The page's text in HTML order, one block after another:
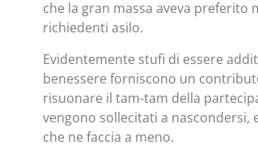
che la gran massa aveva
richiedenti asilo.
Evidentemente stufi di essere
benessere forniscono un
risuonare il tam-tam della
vengono sollecitati a nascondersi,
che ne faccia a meno.